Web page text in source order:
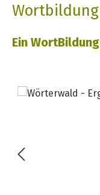
Wortbildung
Ein
Bildergalerie